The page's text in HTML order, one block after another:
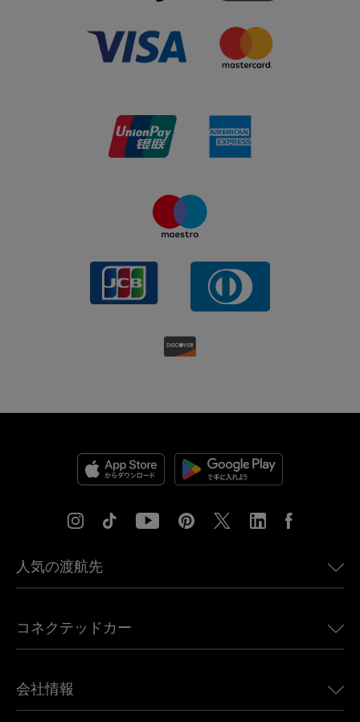
人気の渡航先
ヨーロッパ向けeSIM
カナダ向けeSIM
コネクテッドカー
Land Rover向けUbigi
会社情報